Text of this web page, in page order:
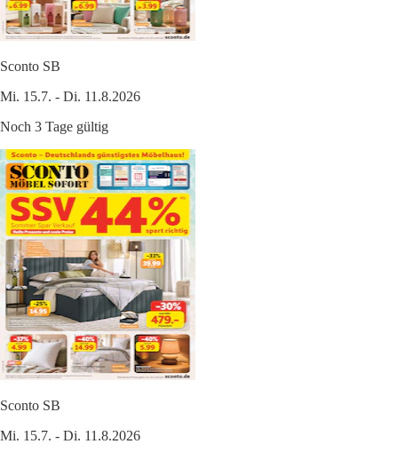
Sconto SB
Mi. 15.7. - Di. 11.8.2026
Noch 3 Tage gültig
Sconto SB
Mi. 15.7. - Di. 11.8.2026